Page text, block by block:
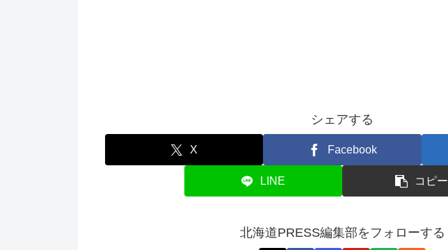
シェアする
X Facebook
LINE コピー
北海道PRESS編集部をフォローする